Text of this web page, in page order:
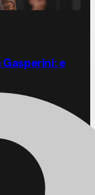
e